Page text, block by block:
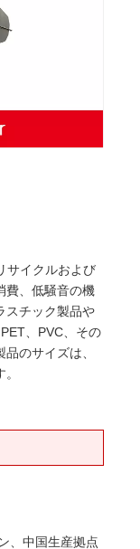
サイクルおよび
費、低騒音の機
スチック製品や
、PVC、その
のサイズは、
、中国生産拠点